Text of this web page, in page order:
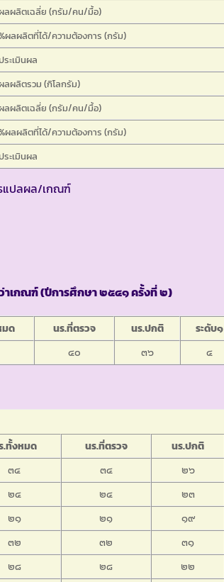
ลผลิตเฉลี่ย (กรัม/คน/มื้อ)
ผลผลิตที่ได้/ความต้องการ (กรัม)
ระเมินผล
ลผลิตรวม (กิโลกรัม)
ลผลิตเฉลี่ย (กรัม/คน/มื้อ)
ผลผลิตที่ได้/ความต้องการ (กรัม)
ระเมินผล
แปลผล/เกณฑ์
าเกณฑ์ (ปีการศึกษา ๒๕๔๑ ครั้งที่ ๒)
มด นร.ที่ตรวจ นร.ปกติ ระดับ๑
๔๐ ๓๖ ๔
.ทั้งหมด นร.ที่ตรวจ นร.ปกติ
๓๔ ๓๔ ๒๖
๒๔ ๒๔ ๒๓
๒๑ ๒๑ ๑๙
๓๒ ๓๒ ๓๑
๒๘ ๒๘ ๒๒